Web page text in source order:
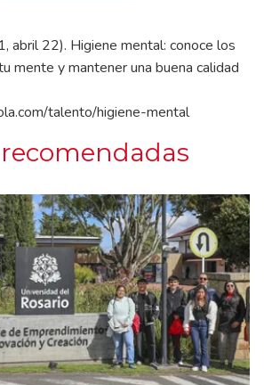
abril 22). Higiene mental: conoce los
mente y mantener una buena calidad
talento/higiene-mental